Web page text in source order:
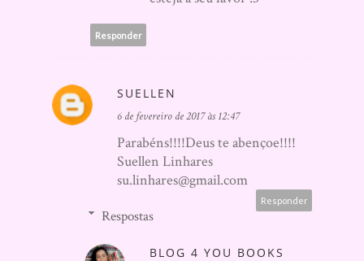
Responder
SUELLEN
6 de fevereiro de 2017 às 12:47
Parabéns!!!!Deus te abençoe!!!!
Suellen Linhares
su.linhares@gmail.com
Responder
Respostas
BLOG 4 YOU BOOKS